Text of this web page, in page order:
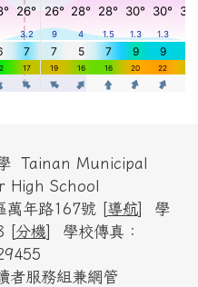
Tainan Municipal
High School
萬年路167號 [導航] 學
[分機] 學校傳真：
者服務組兼網管